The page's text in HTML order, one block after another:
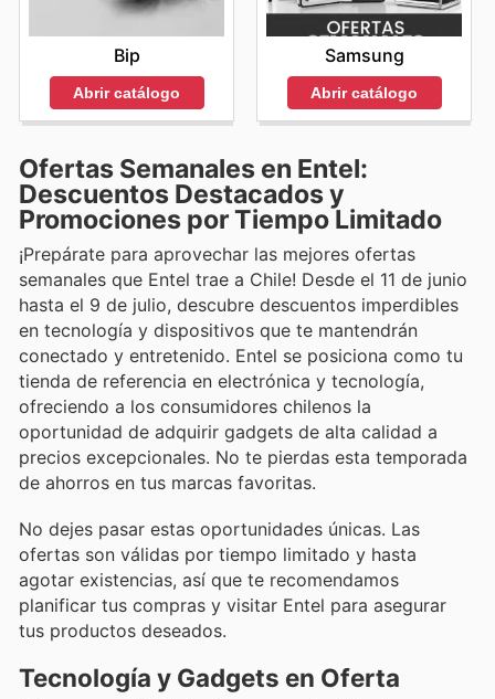
Bip
Abrir catálogo
Samsung
Abrir catálogo
Ofertas Semanales en Entel:
Descuentos Destacados y
Promociones por Tiempo Limitado
¡Prepárate para aprovechar las mejores ofertas
semanales que Entel trae a Chile! Desde el 11 de junio
hasta el 9 de julio, descubre descuentos imperdibles
en tecnología y dispositivos que te mantendrán
conectado y entretenido. Entel se posiciona como tu
tienda de referencia en electrónica y tecnología,
ofreciendo a los consumidores chilenos la
oportunidad de adquirir gadgets de alta calidad a
precios excepcionales. No te pierdas esta temporada
de ahorros en tus marcas favoritas.
No dejes pasar estas oportunidades únicas. Las
ofertas son válidas por tiempo limitado y hasta
agotar existencias, así que te recomendamos
planificar tus compras y visitar Entel para asegurar
tus productos deseados.
Tecnología y Gadgets en Oferta